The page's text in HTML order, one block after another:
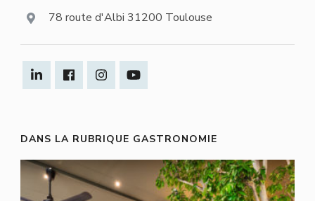
78 route d'Albi 31200 Toulouse
DANS LA RUBRIQUE GASTRONOMIE